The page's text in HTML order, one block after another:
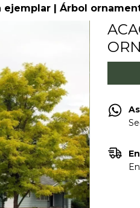
ejemplar | Árbol